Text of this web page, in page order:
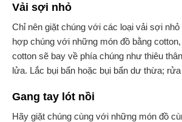
Vải sợi nhỏ
Chỉ nên giặt chúng với các loại vải sợi
hợp chúng với những món đồ bằng
cotton sẽ bay về phía chúng như thiêu
lửa. Lắc bụi bẩn hoặc bụi bẩn dư thừa;
Gang tay lót nồi
Hãy giặt chúng cùng với những món đồ